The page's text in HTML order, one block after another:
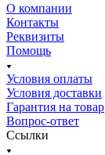
О компании
Контакты
Реквизиты
Помощь
Условия оплаты
Условия доставки
Гарантия на товар
Вопрос-ответ
Ссылки